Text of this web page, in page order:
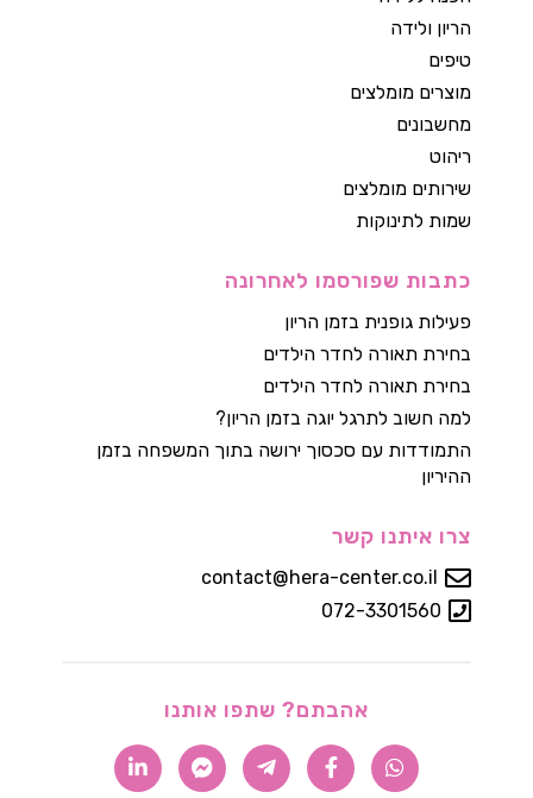
הריון ולידה
טיפים
מוצרים מומלצים
מחשבונים
ריהוט
שירותים מומלצים
שמות לתינוקות
כתבות שפורסמו לאחרונה
פעילות גופנית בזמן הריון
בחירת תאורה לחדר הילדים
בחירת תאורה לחדר הילדים
למה חשוב לתרגל יוגה בזמן הריון?
התמודדות עם סכסוך ירושה בתוך המשפחה בזמן
ההיריון
צרו איתנו קשר
contact@hera-center.co.il
072-3301560
אהבתם? שתפו אותנו